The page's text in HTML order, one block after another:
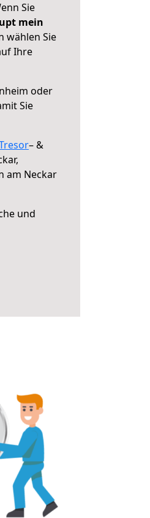
Sie
mein
wählen Sie
Ihre
oder
Sie
– &
am Neckar
und